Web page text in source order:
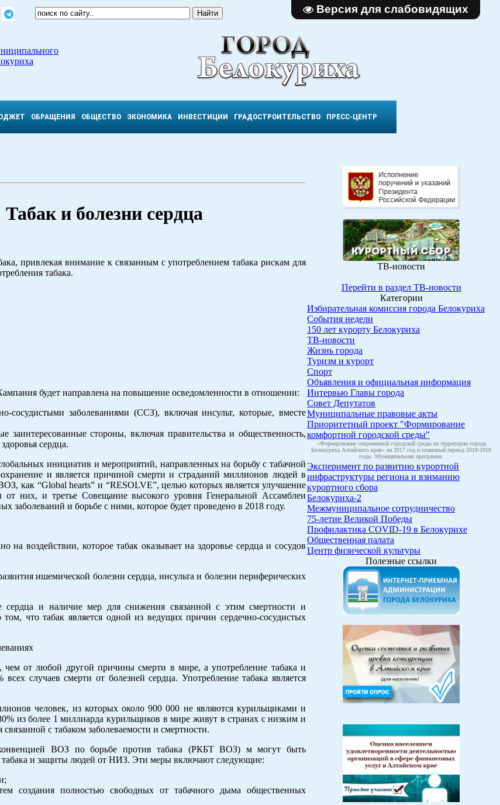
Версия для слабовидящих
ОБРАЩЕНИЯ ОБЩЕСТВО ЭКОНОМИКА ИНВЕСТИЦИИ ГРАДОСТРОИТЕЛЬСТВО ПРЕСС-ЦЕНТР
и болезни сердца
привлекая внимание к связанным с употреблением табака рискам для
табака.
будет направлена на повышение осведомленности в отношении:
сосудистыми заболеваниями (ССЗ), включая инсульт, которые, вместе
стороны, включая правительства и общественность,
сердца.
инициатив и мероприятий, направленных на борьбу с табачной
и является причиной смерти и страданий миллионов людей в
как “Global hearts” и “RESOLVE”, целью которых является улучшение
от них, и третье Совещание высокого уровня Генеральной Ассамблеи
и борьбе с ними, которое будет проведено в 2018 году.
воздействии, которое табак оказывает на здоровье сердца и сосудов
ишемической болезни сердца, инсульта и болезни периферических
сердца и наличие мер для снижения связанной с этим смертности и
что табак является одной из ведущих причин сердечно-сосудистых
от любой другой причины смерти в мире, а употребление табака и
случаев смерти от болезней сердца. Употребление табака является
человек, из которых около 900 000 не являются курильщиками и
из более 1 миллиарда курильщиков в мире живут в странах с низким и
с табаком заболеваемости и смертности.
ВОЗ по борьбе против табака (РКБТ ВОЗ) м могут быть
табака и защиты людей от НИЗ. Эти меры включают следующие:
создания полностью свободных от табачного дыма общественных
ТВ-новости
Перейти в раздел ТВ-новости
Категории
Избирательная комиссия города Белокуриха
События недели
150 лет курорту Белокуриха
ТВ-новости
Жизнь города
Туризм и курорт
Спорт
Объявления и официальная информация
Интервью Главы города
Совет Депутатов
Муниципальные правовые акты
Приоритетный проект "Формирование
комфортной городской среды"
«Формирование современной городской среды на территории города
Белокуриха Алтайского края» на 2017 год и плановый период 2018-2019
годы. Муниципальная программа.
Эксперимент по развитию курортной
инфраструктуры региона и взиманию
курортного сбора
Белокуриха-2
Межмуниципальное сотрудничество
75-летие Великой Победы
Профилактика COVID-19 в Белокурихе
Общественная палата
Центр физической культуры
Полезные ссылки